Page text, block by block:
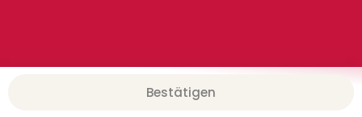
Bestätigen